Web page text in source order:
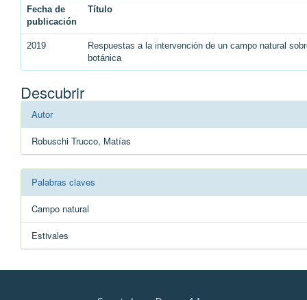
Fecha de
publicación
Título
2019
Respuestas a la intervención de un campo natural
botánica
Descubrir
Autor
Robuschi Trucco, Matías
Palabras claves
Campo natural
Estivales